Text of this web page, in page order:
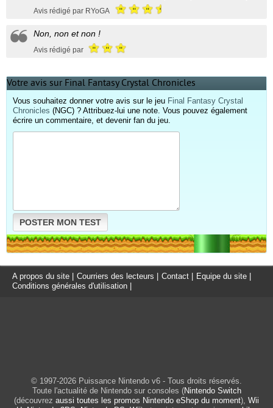
Avis rédigé par RYoGA
Non, non et non !
Avis rédigé par
Votre avis sur Final Fantasy Crystal Chronicles
Vous souhaitez donner votre avis sur le jeu Final Fantasy Crystal
Chronicles (NGC) ? Attribuez-lui une note. Vous pouvez également
écrire un commentaire, et devenir fan du jeu.
POSTER MON TEST
A propos du site Courriers des lecteurs Contact Equipe du site
Conditions générales d'utilisation
© 1997-2026 Puissance Nintendo v6 - Tous droits réservés.
Toute l'actualité de Nintendo sur consoles (Nintendo Switch
(découvrez aussi toutes les promos Nintendo eShop du moment), Wii